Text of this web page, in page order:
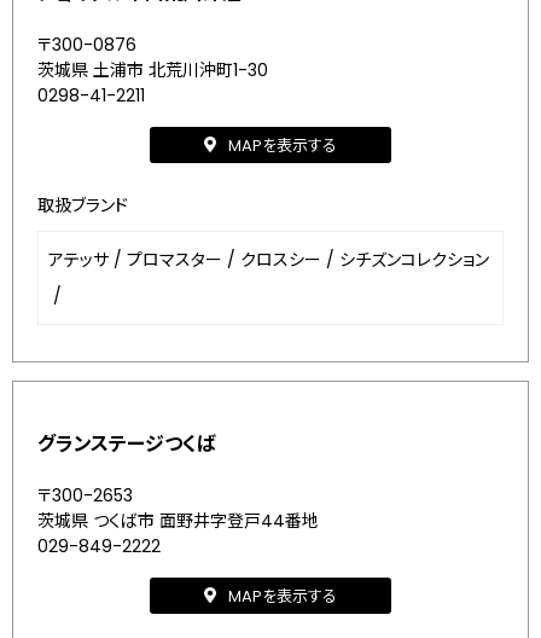
〒300-0876
茨城県 土浦市 北荒川沖町1-30
0298-41-2211
MAPを表示する
取扱ブランド
アテッサ / プロマスター / クロスシー / シチズンコレクション
/
グランステージつくば
〒300-2653
茨城県 つくば市 面野井字登戸44番地
029-849-2222
MAPを表示する